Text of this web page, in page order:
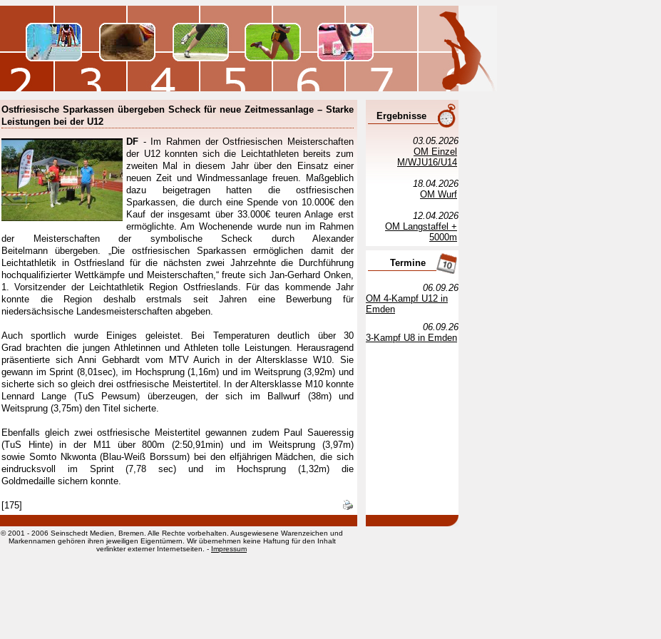
Ostfriesische Sparkassen übergeben Scheck für neue Zeitmessanlage – Starke
Leistungen bei der U12
DF - Im Rahmen der Ostfriesischen Meisterschaften
der U12 konnten sich die Leichtathleten bereits zum
zweiten Mal in diesem Jahr über den Einsatz einer
neuen Zeit und Windmessanlage freuen. Maßgeblich
dazu beigetragen hatten die ostfriesischen
Sparkassen, die durch eine Spende von 10.000€ den
Kauf der insgesamt über 33.000€ teuren Anlage erst
ermöglichte. Am Wochenende wurde nun im Rahmen
der Meisterschaften der symbolische Scheck durch Alexander
Beitelmann übergeben. „Die ostfriesischen Sparkassen ermöglichen damit der
Leichtathletik in Ostfriesland für die nächsten zwei Jahrzehnte die Durchführung
hochqualifizierter Wettkämpfe und Meisterschaften,“ freute sich Jan-Gerhard Onken,
1. Vorsitzender der Leichtathletik Region Ostfrieslands. Für das kommende Jahr
konnte die Region deshalb erstmals seit Jahren eine Bewerbung für
niedersächsische Landesmeisterschaften abgeben.
Auch sportlich wurde Einiges geleistet. Bei Temperaturen deutlich über 30
Grad brachten die jungen Athletinnen und Athleten tolle Leistungen. Herausragend
präsentierte sich Anni Gebhardt vom MTV Aurich in der Altersklasse W10. Sie
gewann im Sprint (8,01sec), im Hochsprung (1,16m) und im Weitsprung (3,92m) und
sicherte sich so gleich drei ostfriesische Meistertitel. In der Altersklasse M10 konnte
Lennard Lange (TuS Pewsum) überzeugen, der sich im Ballwurf (38m) und
Weitsprung (3,75m) den Titel sicherte.
Ebenfalls gleich zwei ostfriesische Meistertitel gewannen zudem Paul Saueressig
(TuS Hinte) in der M11 über 800m (2:50,91min) und im Weitsprung (3,97m)
sowie Somto Nkwonta (Blau-Weiß Borssum) bei den elfjährigen Mädchen, die sich
eindrucksvoll im Sprint (7,78 sec) und im Hochsprung (1,32m) die
Goldmedaille sichern konnte.
[175]
Ergebnisse
03.05.2026
OM Einzel
M/WJU16/U14
18.04.2026
OM Wurf
12.04.2026
OM Langstaffel +
5000m
Termine
06.09.26
OM 4-Kampf U12 in
Emden
06.09.26
3-Kampf U8 in Emden
© 2001 - 2006 Seinschedt Medien, Bremen. Alle Rechte vorbehalten. Ausgewiesene Warenzeichen und
Markennamen gehören ihren jeweiligen Eigentümern. Wir übernehmen keine Haftung für den Inhalt
verlinkter externer Internetseiten. - Impressum